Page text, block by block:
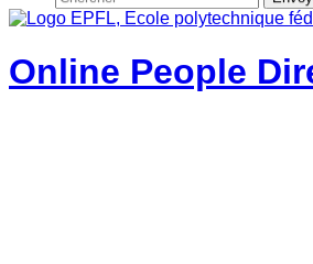
Online People